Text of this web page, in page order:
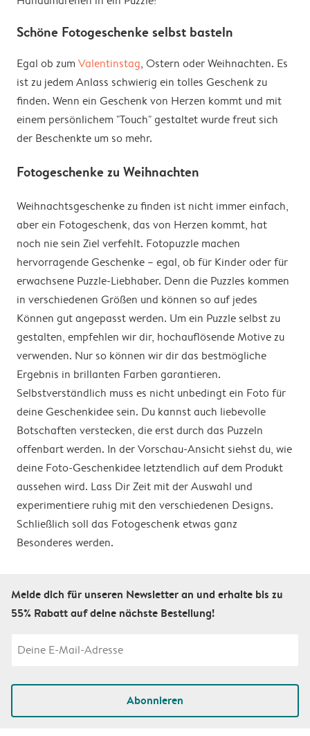
Schöne Fotogeschenke selbst basteln
Egal ob zum Valentinstag, Ostern oder Weihnachten. Es
ist zu jedem Anlass schwierig ein tolles Geschenk zu
finden. Wenn ein Geschenk von Herzen kommt und mit
einem persönlichem "Touch" gestaltet wurde freut sich
der Beschenkte um so mehr.
Fotogeschenke zu Weihnachten
Weihnachtsgeschenke zu finden ist nicht immer einfach,
aber ein Fotogeschenk, das von Herzen kommt, hat
noch nie sein Ziel verfehlt. Fotopuzzle machen
hervorragende Geschenke – egal, ob für Kinder oder für
erwachsene Puzzle-Liebhaber. Denn die Puzzles kommen
in verschiedenen Größen und können so auf jedes
Können gut angepasst werden. Um ein Puzzle selbst zu
gestalten, empfehlen wir dir, hochauflösende Motive zu
verwenden. Nur so können wir dir das bestmögliche
Ergebnis in brillanten Farben garantieren.
Selbstverständlich muss es nicht unbedingt ein Foto für
deine Geschenkidee sein. Du kannst auch liebevolle
Botschaften verstecken, die erst durch das Puzzeln
offenbart werden. In der Vorschau-Ansicht siehst du, wie
deine Foto-Geschenkidee letztendlich auf dem Produkt
aussehen wird. Lass Dir Zeit mit der Auswahl und
experimentiere ruhig mit den verschiedenen Designs.
Schließlich soll das Fotogeschenk etwas ganz
Besonderes werden.
Melde dich für unseren Newsletter an und erhalte bis zu
55% Rabatt auf deine nächste Bestellung!
Abonnieren